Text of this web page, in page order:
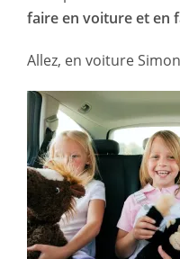
faire en voiture et en
Allez, en voiture